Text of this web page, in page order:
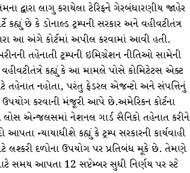
દ્વારા લાગુ કરાયેલા ટેરિફને ગેરબંધારણીય જાહેર
કહ્યું છે કે ડોનાલ્ડ ટ્રમ્પની સરકાર અને વહીવટીતંત્ર
આ અંગે કોર્ટમાં અપીલ કરવામાં આવી હતી.
તહેનાતી ટ્રમ્પની ઇમિગ્રેશન નીતિઓ સામેની
કહ્યું કે આ મામલે પોસે કોમિટેટસ એક્ટ
તહેનાત નહોતા, પરંતુ ફેડરલ એજન્ટો અને સંપત્તિનું
કરવાની મંજૂરી આપે છે.અમેરિકન કોર્ટના
લોસ એન્જલસમાં નેશનલ ગાર્ડ સૈનિકો તહેનાત કરીને
ન્યાયાધીશે કહ્યું કે ટ્રમ્પ સરકારની કાર્યવાહી
લશ્કરી દળોના ઉપયોગ પર પ્રતિબંધ મૂકે છે. તેમણે
સમય આપતા 12 સપ્ટેમ્બર સુધી નિર્ણય પર સ્ટે